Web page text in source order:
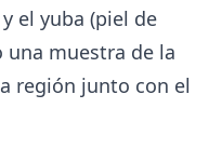
el yuba (piel de
muestra de la
región junto con el